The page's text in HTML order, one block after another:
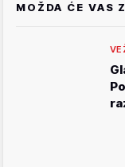
MOŽDA ĆE VAS